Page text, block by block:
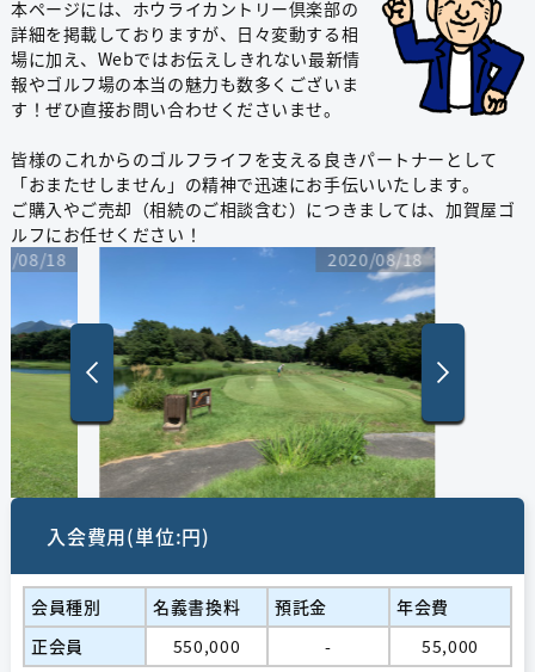
本ページには、ホウライカントリー倶楽部の
詳細を掲載しておりますが、日々変動する相
場に加え、Webではお伝えしきれない最新情
報やゴルフ場の本当の魅力も数多くございま
す！ぜひ直接お問い合わせくださいませ。
皆様のこれからのゴルフライフを支える良きパートナーとして
「おまたせしません」の精神で迅速にお手伝いいたします。
ご購入やご売却（相続のご相談含む）につきましては、加賀屋ゴ
ルフにお任せください！
08/18
2020/08/18
入会費用(単位:円)
会員種別 名義書換料 預託金
年会費
正会員
550,000 -
55,000